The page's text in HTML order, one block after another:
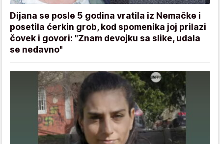
Dijana se posle 5 godina vratila iz Nemačke i
posetila ćerkin grob, kod spomenika joj prilazi
čovek i govori: "Znam devojku sa slike, udala
se nedavno"